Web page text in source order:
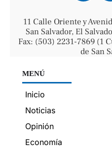
11 Calle Oriente y
San Salvador, El
Fax: (503) 2231-7869 (1
de San
MENÚ
Inicio
Noticias
Opinión
Economía